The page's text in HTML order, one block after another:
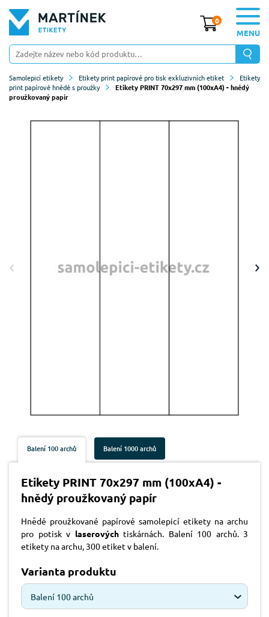
0
MENU
Samolepicí etikety Etikety print papírové pro tisk exkluzivních etiket
Etikety
print papírové hnědé s proužky
Etikety PRINT 70x297 mm (100xA4) - hnědý
proužkovaný papír
Balení 100 archů Balení 1000 archů
Etikety PRINT 70x297 mm (100xA4) -
hnědý proužkovaný papír
Hnědé proužkované papírové samolepicí etikety na archu
pro potisk v laserovýchtiskárnách. Balení 100 archů. 3
etikety na archu, 300 etiket v balení.
Varianta produktu
Balení 100 archů